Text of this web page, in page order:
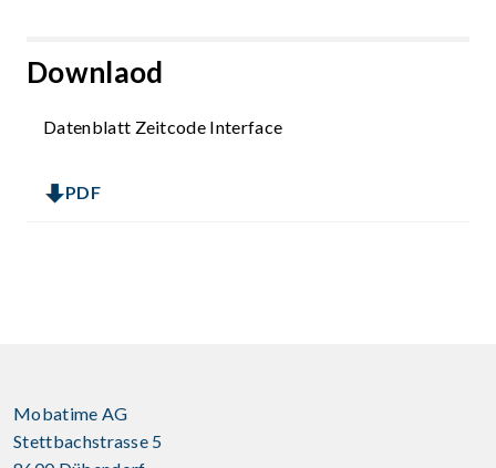
Downlaod
Datenblatt Zeitcode Interface
PDF
Mobatime AG
Stettbachstrasse 5